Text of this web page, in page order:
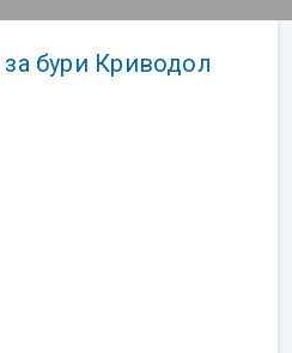
бури Криводол